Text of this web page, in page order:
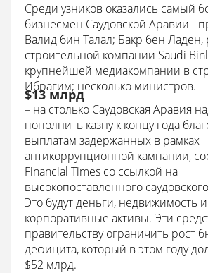
Среди узников оказались самый
бизнесмен Саудовской Аравии -
Валид бин Талал; Бакр бен Ладен,
строительной компании Saudi
крупнейшей медиакомпании в
Ибрагим; несколько министров.
$13 млрд
– на столько Саудовская Аравия
пополнить казну к концу года
выплатам задержанных в рамках
антикоррупционной кампании,
Financial Times со ссылкой на
высокопоставленного
Это будут деньги, недвижимость и
корпоративные активы. Эти
правительству ограничить рост
дефицита, который в этом году
$52 млрд.